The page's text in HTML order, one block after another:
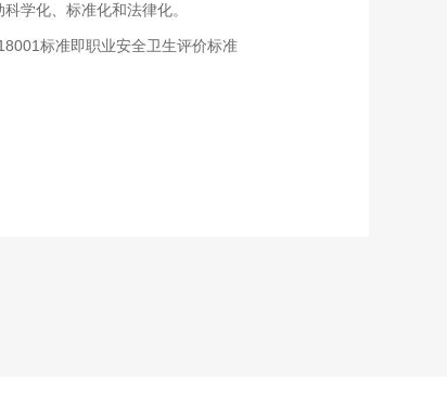
学化、标准化和法律化。
标准即职业安全卫生评价标准